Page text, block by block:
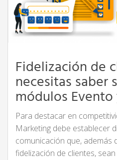
Fidelización de
necesitas saber
módulos Evento
Para destacar en
Marketing debe establecer
comunicación que, además
fidelización de clientes,